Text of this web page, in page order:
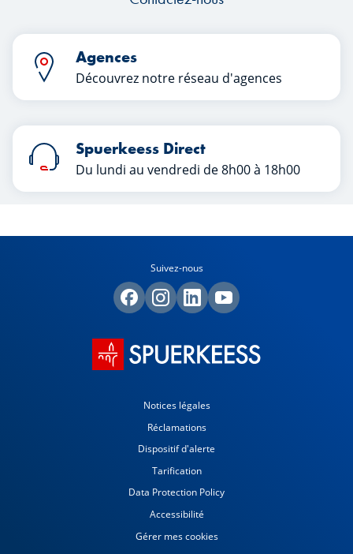
Agences
Découvrez notre réseau d'agences
Spuerkeess Direct
Du lundi au vendredi de 8h00 à 18h00
Suivez-nous
Notices légales
Réclamations
Dispositif d'alerte
Tarification
Data Protection Policy
Accessibilité
Gérer mes cookies